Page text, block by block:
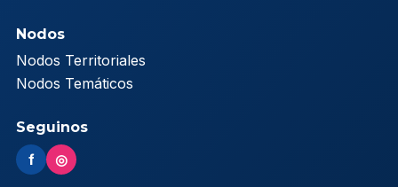
Nodos
Nodos Territoriales
Nodos Temáticos
Seguinos
f ◎